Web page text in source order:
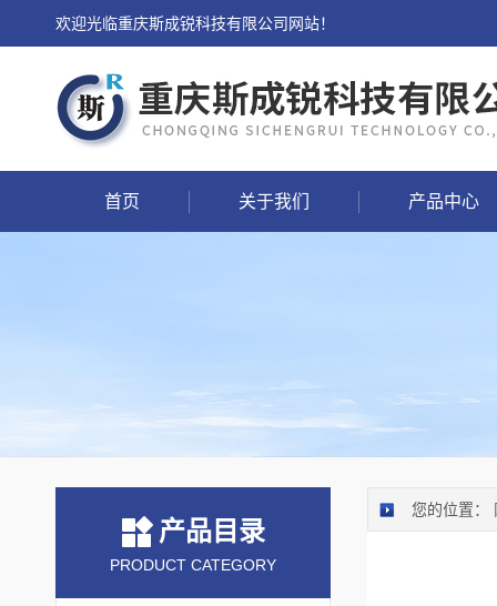
欢迎光临重庆斯成锐科技有限公司网站！
首页 关于我们 产品中心
产品目录
PRODUCT CATEGORY
您的位置：